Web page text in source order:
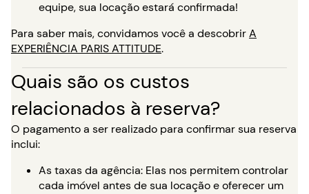
equipe, sua locação estará confirmada!
Para saber mais, convidamos você a descobrirA
EXPERIÊNCIA PARIS ATTITUDE.
Quais são os custos
relacionados à reserva?
O pagamento a ser realizado para confirmar sua reserva
inclui:
As taxas da agência: Elas nos permitem controlar
cada imóvel antes de sua locação e oferecer um